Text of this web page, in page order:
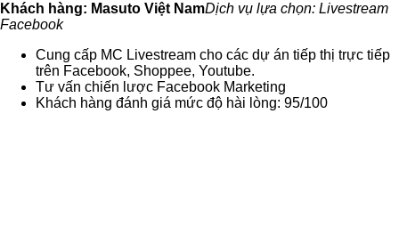
Khách hàng: Masuto Việt NamDịch vụ lựa chọn: Livestream
Facebook
Cung cấp MC Livestream cho các dự án tiếp thị trực tiếp
trên Facebook, Shoppee, Youtube.
Tư vấn chiến lược Facebook Marketing
Khách hàng đánh giá mức độ hài lòng: 95/100